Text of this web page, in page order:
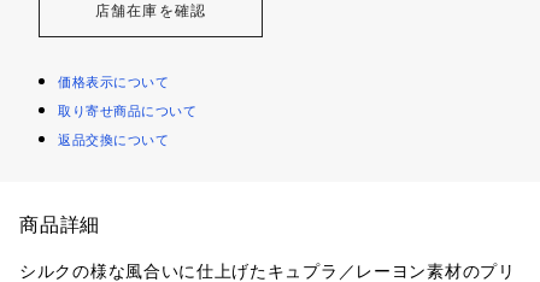
店舗在庫を確認
価格表示について
取り寄せ商品について
返品交換について
商品詳細
シルクの様な風合いに仕上げたキュプラ／レーヨン素材のプリ